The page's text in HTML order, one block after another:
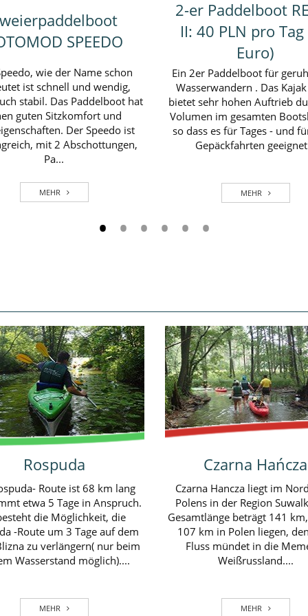
Paddelboot
40 ZL (10
Euro)
ist o groß und bequem wie
und gleichzeitig so
lenksam wie ein Sprinter.
Stauräume und
bieten viel Platz fürs
Gepäck an....
MEHR
2er Paddelboot
CRUISER II
Zu zweit aufs Wasser in
sicheren und geräumigen
dem CRUISER II gleiten Sie
problemlos über’s Wasser.
für Einsteiger,
und den
MEHR
Łyna
ist ein Nebenfluss der
entspringt nicht weit von
(Hohenstein) auf der Höhe
ü.d.M. Die Länge des
beträgt 263,7km....
MEHR
Wda
Die Wda (Deutsch
ein linker Nebenfluss der
Der Fluss ist 198km
durchströmt den südlichen
Kaschubei, anschließend
durch Bory Tucholskie
MEHR